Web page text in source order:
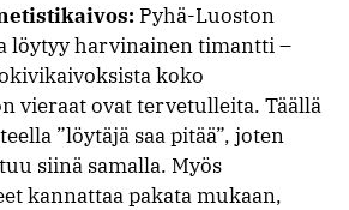
Pyhä-Luoston
löytyy harvinainen timantti –
koko
vieraat ovat tervetulleita. Täällä
”löytäjä saa pitää”, joten
siinä samalla. Myös
kannattaa pakata mukaan,